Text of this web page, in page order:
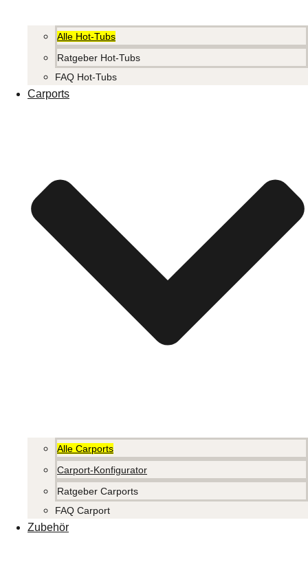
Alle Hot-Tubs
Ratgeber Hot-Tubs
FAQ Hot-Tubs
Carports
Alle Carports
Carport-Konfigurator
Ratgeber Carports
FAQ Carport
Zubehör